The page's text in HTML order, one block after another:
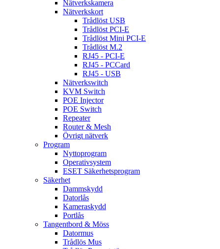
Nätverkskamera
Nätverkskort
Trådlöst USB
Trådlöst PCI-E
Trådlöst Mini PCI-E
Trådlöst M.2
RJ45 - PCI-E
RJ45 - PCCard
RJ45 - USB
Nätverkswitch
KVM Switch
POE Injector
POE Switch
Repeater
Router & Mesh
Övrigt nätverk
Program
Nyttoprogram
Operativsystem
ESET Säkerhetsprogram
Säkerhet
Dammskydd
Datorlås
Kameraskydd
Portlås
Tangentbord & Möss
Datormus
Trådlös Mus